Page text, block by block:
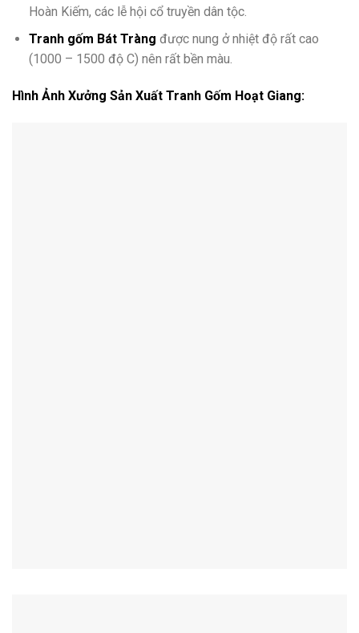
Hoàn Kiếm, các lễ hội cổ truyền dân tộc.
Tranh gốm Bát Tràng được nung ở nhiệt độ rất cao
(1000 – 1500 độ C) nên rất bền màu.
Hình Ảnh Xưởng Sản Xuất Tranh Gốm Hoạt Giang: